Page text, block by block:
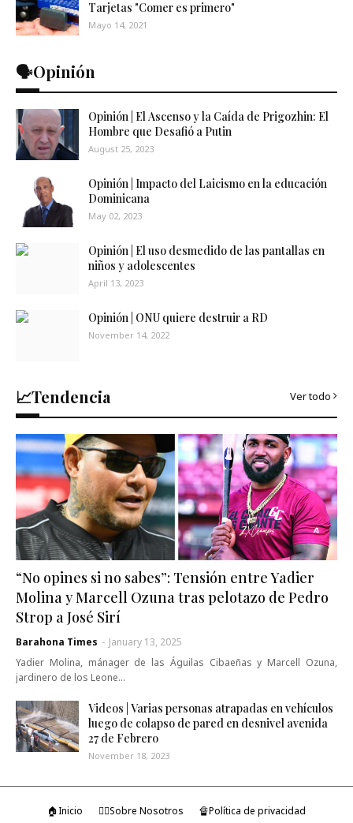
Tarjetas "Comer es primero"
Mayo 14, 2021
🗣️Opinión
Opinión | El Ascenso y la Caída de Prigozhin: El
Hombre que Desafió a Putin
August 25, 2023
Opinión | Impacto del Laicismo en la educación
Dominicana
May 02, 2023
Opinión | El uso desmedido de las pantallas en
niños y adolescentes
April 13, 2023
Opinión | ONU quiere destruir a RD
November 14, 2022
📈Tendencia Ver todo
“No opines si no sabes”: Tensión entre Yadier
Molina y Marcell Ozuna tras pelotazo de Pedro
Strop a José Sirí
Barahona Times - January 13, 2025
Yadier Molina, mánager de las Águilas Cibaeñas y Marcell Ozuna,
jardinero de los Leone…
Videos | Varias personas atrapadas en vehículos
luego de colapso de pared en desnivel avenida
27 de Febrero
November 18, 2023
🏠Inicio 🤷‍♂️Sobre Nosotros 🔏Política de privacidad